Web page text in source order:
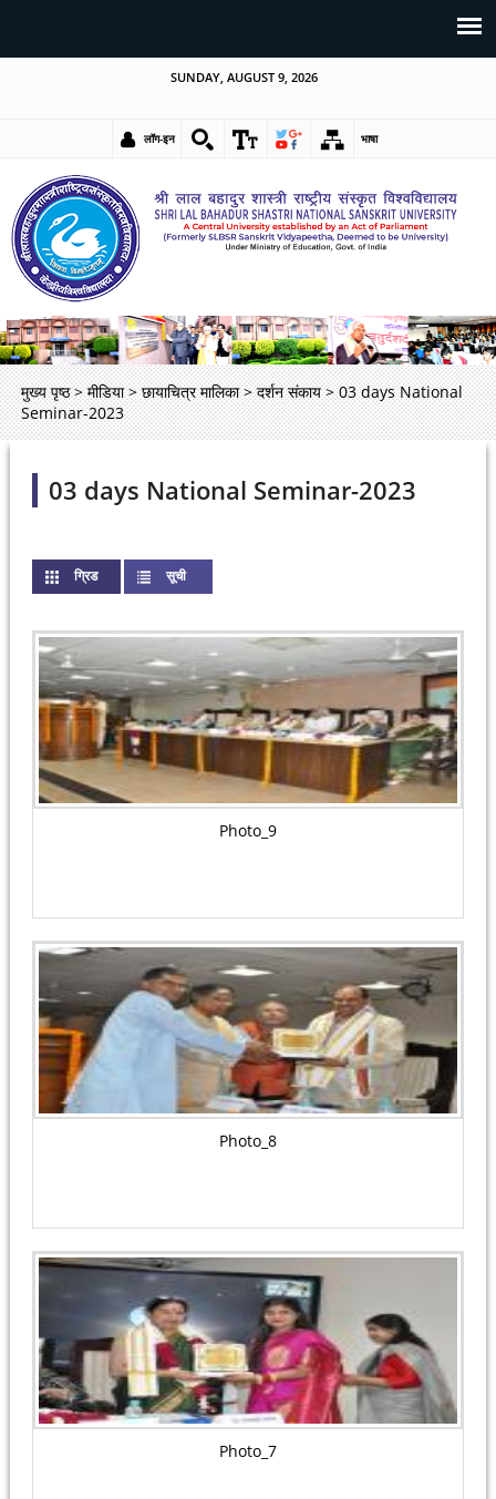
SUNDAY, AUGUST 9, 2026
लॉग-इन भाषा
मुख्य पृष्ठ > मीडिया > छायाचित्र मालिका > दर्शन संकाय > 03 days National
Seminar-2023
03 days National Seminar-2023
ग्रिड(active tab) सूची
Photo_9
Photo_8
Photo_7